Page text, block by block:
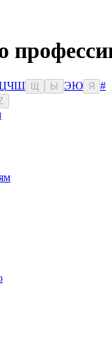
ЧШ Ы ЭЮ Я
#